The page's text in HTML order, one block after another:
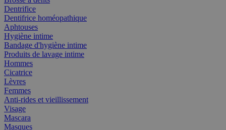
Dentrifice
Dentifrice homéopathique
Aphtouses
Hygiène intime
Bandage d'hygiène intime
Produits de lavage intime
Hommes
Cicatrice
Lèvres
Femmes
Anti-rides et vieillissement
Visage
Mascara
Masques